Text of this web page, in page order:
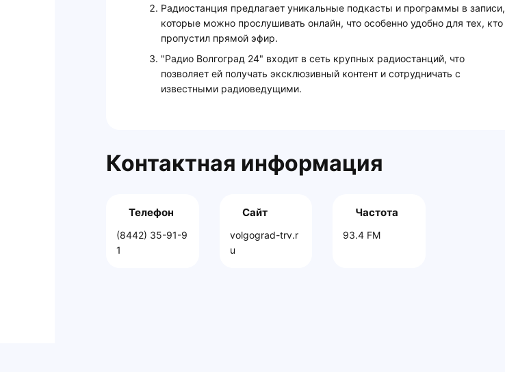
Радиостанция предлагает уникальные подкасты и программы в записи,
которые можно прослушивать онлайн, что особенно удобно для тех, кто
пропустил прямой эфир.
"Радио Волгоград 24" входит в сеть крупных радиостанций, что
позволяет ей получать эксклюзивный контент и сотрудничать с
известными радиоведущими.
Контактная информация
Телефон
(8442) 35-91-9
1
Сайт
volgograd-trv.r
u
Частота
93.4 FM